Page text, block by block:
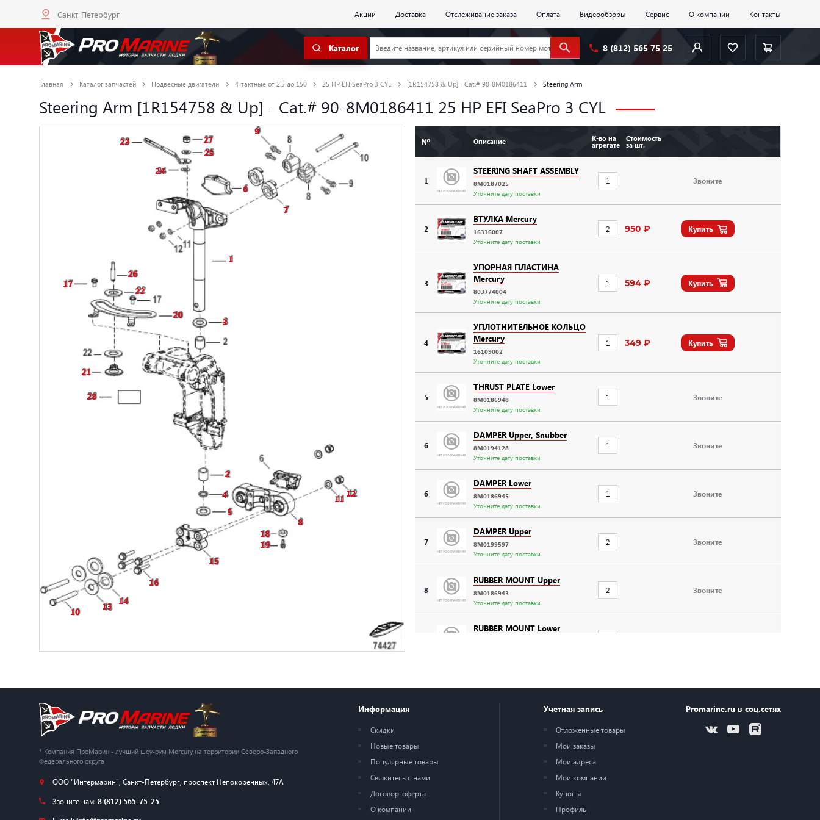
Санкт-Петербург Акции Доставка Отслеживание заказа Оплата Видеообзоры Сервис О компании Контакты
Каталог 8 (812) 565 75 25
Главная Каталог запчастей Подвесные двигатели 4-тактные от 2.5 до 150 25 HP EFI SeaPro 3 CYL [1R154758 & Up] - Cat.# 90-8M0186411 Steering Arm
Steering Arm [1R154758 & Up] - Cat.# 90-8M0186411 25 HP EFI SeaPro 3 CYL
1
2
3
4
5
6
7
8
9
10
11 12
13 14
15
16
17
18
19
20
21
22
23
24
25
26
27
28
№ Описание К-во на
агрегате
Стоимость
за шт.
1
STEERING SHAFT ASSEMBLY
8M0187025
Уточните дату поставки
Звоните
2
ВТУЛКА Mercury
16336007
Уточните дату поставки
950 ₽ Купить
3
УПОРНАЯ ПЛАСТИНА
Mercury
803774004
Уточните дату поставки
594 ₽ Купить
4
УПЛОТНИТЕЛЬНОЕ КОЛЬЦО
Mercury
16109002
Уточните дату поставки
349 ₽ Купить
5
THRUST PLATE Lower
8M0186948
Уточните дату поставки
Звоните
6
DAMPER Upper, Snubber
8M0194128
Уточните дату поставки
Звоните
6
DAMPER Lower
8M0186945
Уточните дату поставки
Звоните
7
DAMPER Upper
8M0199597
Уточните дату поставки
Звоните
8
RUBBER MOUNT Upper
8M0186943
Уточните дату поставки
Звоните
RUBBER MOUNT Lower
9
879194273
336 ₽ Купить
Звоните
11
* Компания ПроМарин - лучший шоу-рум Mercury на территории Северо-Западного
Федерального округа
ООО "Интермарин", Санкт-Петербург, проспект Непокоренных, 47А
Звоните нам: 8 (812) 565-75-25
Информация
Скидки
Новые товары
Популярные товары
Свяжитесь с нами
Договор-оферта
О компании
Учетная запись
Отложенные товары
Мои заказы
Мои адреса
Мои компании
Купоны
Профиль
Promarine.ru в соц.сетях